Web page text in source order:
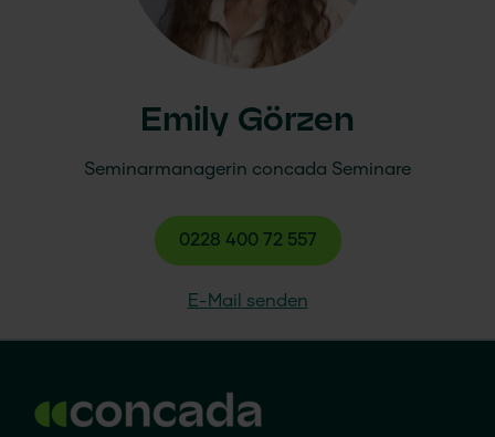
Emily Görzen
Seminarmanagerin concada Seminare
0228 400 72 557
E-Mail senden